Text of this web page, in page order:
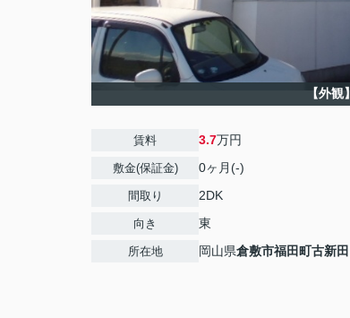
【外観】
賃料 3.7万円
敷金(保証金) 0ヶ月(-)
間取り 2DK
向き 東
所在地 岡山県倉敷市福田町古新田